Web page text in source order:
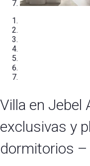
Villa en Jebel
exclusivas y
dormitorios –